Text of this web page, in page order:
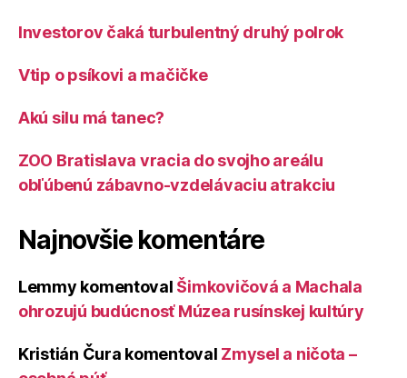
Investorov čaká turbulentný druhý polrok
Vtip o psíkovi a mačičke
Akú silu má tanec?
ZOO Bratislava vracia do svojho areálu
obľúbenú zábavno-vzdelávaciu atrakciu
Najnovšie komentáre
Lemmy komentoval Šimkovičová a Machala
ohrozujú budúcnosť Múzea rusínskej kultúry
Kristián Čura komentoval Zmysel a ničota –